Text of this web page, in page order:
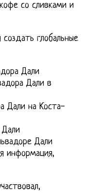
со сливками и
глобальные
Дали
Дали в
Дали на Коста-
Дали
Дали
информация,